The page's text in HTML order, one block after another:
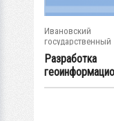
Ивановский
государственный
энергетический...
Разработка
системы